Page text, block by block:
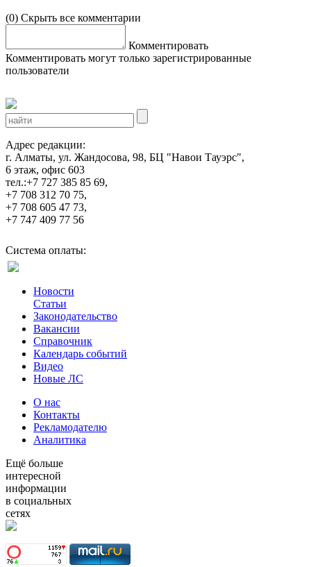
(0) Скрыть все комментарии
Комментировать
Комментировать могут только зарегистрированные
пользователи
Адрес редакции:
г. Алматы, ул. Жандосова, 98, БЦ "Навои Тауэрс",
6 этаж, офис 603
тел.:+7 727 385 85 69,
+7 708 312 70 75,
+7 708 605 47 73,
+7 747 409 77 56
Система оплаты:
Новости
Статьи
Законодательство
Вакансии
Справочник
Календарь событий
Видео
Новые ЛС
О нас
Контакты
Рекламодателю
Аналитика
Ещё больше
интересной
информации
в социальных
сетях